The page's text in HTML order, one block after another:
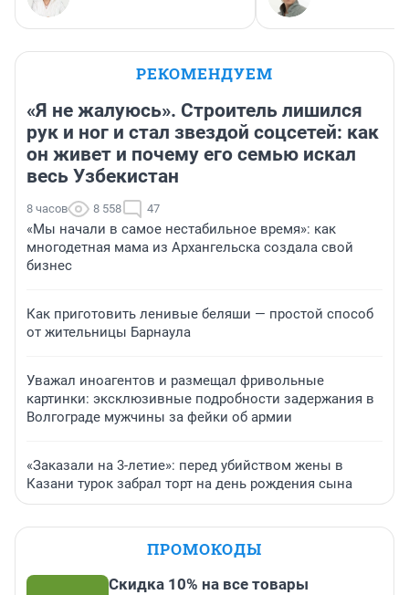
РЕКОМЕНДУЕМ
«Я не жалуюсь». Строитель лишился
рук и ног и стал звездой соцсетей: как
он живет и почему его семью искал
весь Узбекистан
8 часов 8 558 47
«Мы начали в самое нестабильное время»: как
многодетная мама из Архангельска создала свой
бизнес
Как приготовить ленивые беляши — простой способ
от жительницы Барнаула
Уважал иноагентов и размещал фривольные
картинки: эксклюзивные подробности задержания в
Волгограде мужчины за фейки об армии
«Заказали на 3-летие»: перед убийством жены в
Казани турок забрал торт на день рождения сына
ПРОМОКОДЫ
Скидка 10% на все товары